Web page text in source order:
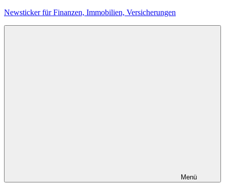
Zum
Newsticker für Finanzen, Immobilien, Versicherungen
Menü